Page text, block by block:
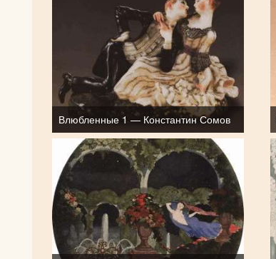
Влюбленные 1 — Константин Сомов